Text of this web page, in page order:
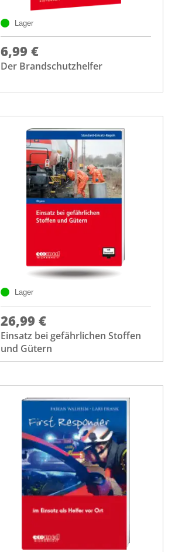
Lager
6,99 €
Der Brandschutzhelfer
Lager
26,99 €
Einsatz bei gefährlichen Stoffen
und Gütern